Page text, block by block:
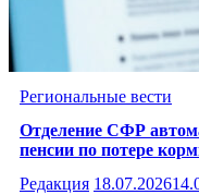
Региональные вести
Отделение СФР
пенсии по потере
Редакция 18.07.2026